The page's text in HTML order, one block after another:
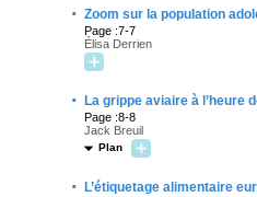
· Zoom sur la population
Page :7-7
Élisa Derrien
· La grippe aviaire à l’heure
Page :8-8
Jack Breuil
Plan
· L’étiquetage alimentaire